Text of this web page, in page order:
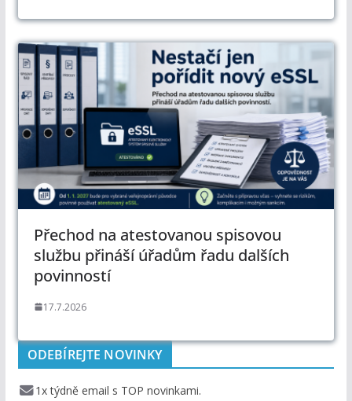
Přechod na atestovanou spisovou
službu přináší úřadům řadu dalších
povinností
17.7.2026
ODEBÍREJTE NOVINKY
1x týdně email s TOP novinkami.